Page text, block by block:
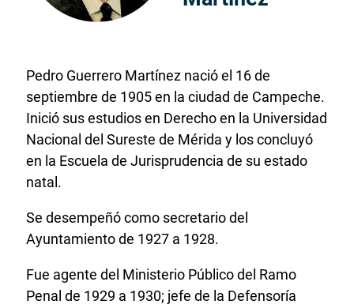
Pedro Guerrero Martínez nació el 16 de
septiembre de 1905 en la ciudad de Campeche.
Inició sus estudios en Derecho en la Universidad
Nacional del Sureste de Mérida y los concluyó
en la Escuela de Jurisprudencia de su estado
natal.
Se desempeñó como secretario del
Ayuntamiento de 1927 a 1928.
Fue agente del Ministerio Público del Ramo
Penal de 1929 a 1930; jefe de la Defensoría